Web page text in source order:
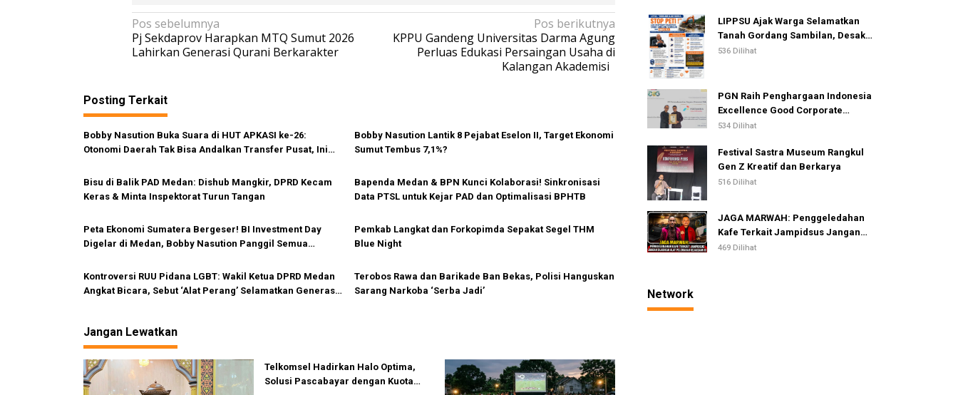
N
a
g
a
s
p
o
s
Pos sebelumnya
Pj Sekdaprov Harapkan MTQ Sumut 2026
Lahirkan Generasi Qurani Berkarakter
Pos berikutnya
KPPU Gandeng Universitas Darma Agung
Perluas Edukasi Persaingan Usaha di
Kalangan Akademisi
Posting Terkait
Bobby Nasution Buka Suara di HUT APKASI ke-26:
Otonomi Daerah Tak Bisa Andalkan Transfer Pusat, Ini
Bobby Nasution Lantik 8 Pejabat Eselon II, Target Ekonomi
Sumut Tembus 7,1%?
Bisu di Balik PAD Medan: Dishub Mangkir, DPRD Kecam
Keras & Minta Inspektorat Turun Tangan
Bapenda Medan & BPN Kunci Kolaborasi! Sinkronisasi
Data PTSL untuk Kejar PAD dan Optimalisasi BPHTB
Peta Ekonomi Sumatera Bergeser! BI Investment Day
Digelar di Medan, Bobby Nasution Panggil Semua
Pemkab Langkat dan Forkopimda Sepakat Segel THM
Blue Night
Kontroversi RUU Pidana LGBT: Wakil Ketua DPRD Medan
Angkat Bicara, Sebut ‘Alat Perang’ Selamatkan Generasi
Terobos Rawa dan Barikade Ban Bekas, Polisi Hanguskan
Sarang Narkoba ‘Serba Jadi’
Jangan Lewatkan
Telkomsel Hadirkan Halo Optima,
Solusi Pascabayar dengan Kuota
LIPPSU Ajak Warga Selamatkan
Tanah Gordang Sambilan, Desak
Perang Total Melawan Mafia PETI
536 Dilihat
PGN Raih Penghargaan Indonesia
Excellence Good Corporate
Governance Awards 2026
534 Dilihat
Festival Sastra Museum Rangkul
Gen Z Kreatif dan Berkarya
516 Dilihat
JAGA MARWAH: Penggeledahan
Kafe Terkait Jampidsus Jangan
Dijadikan Alat Pelemahan
469 Dilihat
Network